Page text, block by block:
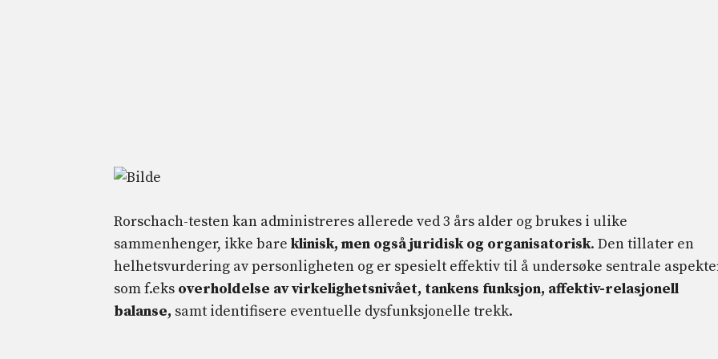
Rorschach-testen kan administreres allerede ved 3 års alder og brukes i ulike
sammenhenger, ikke bare klinisk, men også juridisk og organisatorisk. Den tillater en
helhetsvurdering av personligheten og er spesielt effektiv til å undersøke sentrale
som f.eks overholdelse av virkelighetsnivået, tankens funksjon, affektiv-relasjonell
balanse, samt identifisere eventuelle dysfunksjonelle trekk.